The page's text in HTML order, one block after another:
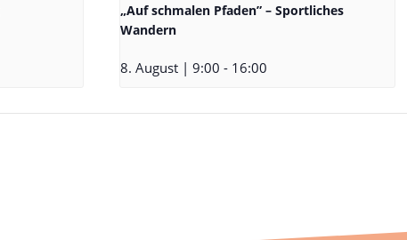
„Auf schmalen Pfaden” – Sportliches
Wandern
8. August | 9:00 - 16:00